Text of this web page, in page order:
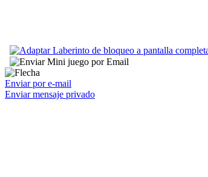
Enviar por e-mail
Enviar mensaje privado